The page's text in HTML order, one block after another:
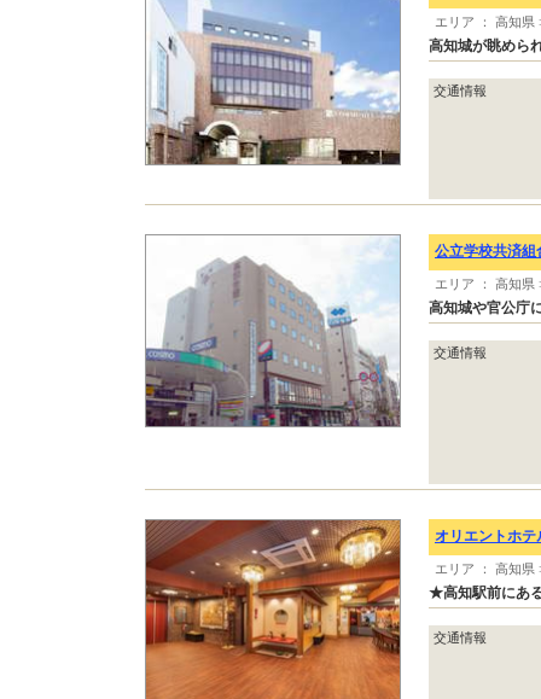
エリア ： 高知県
高知城が眺めら
交通情報
公立学校共済
エリア ： 高知県
高知城や官公庁
交通情報
オリエントホ
エリア ： 高知県
★高知駅前にあ
交通情報